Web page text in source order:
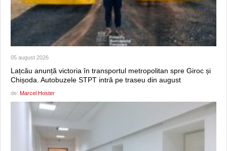
05 august 2026
Lațcău anunță victoria în transportul metropolitan spre Giroc și
Chișoda. Autobuzele STPT intră pe traseu din august
de: Marcel Hoster